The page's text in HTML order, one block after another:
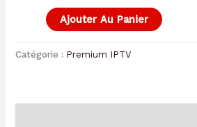
Ajouter Au Panier
Catégorie : Premium IPTV